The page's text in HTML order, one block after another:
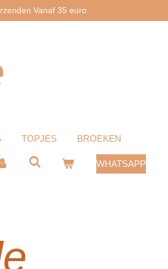
Vanaf 35 euro
TOPJES BROEKEN
WHATSAPP